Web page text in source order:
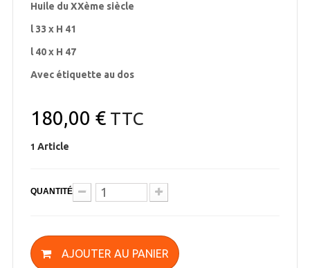
Huile du XXème siècle
l 33 x H 41
l 40 x H 47
Avec étiquette au dos
180,00 €TTC
1 Article
QUANTITÉ
AJOUTER AU PANIER